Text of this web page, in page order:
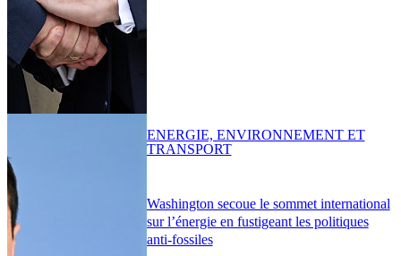
Washington secoue le sommet international
sur l’énergie en fustigeant les politiques
anti-fossiles
ENERGIE, ENVIRONNEMENT ET
TRANSPORT